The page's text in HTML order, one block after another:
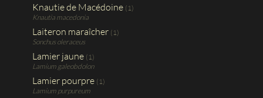
Knautie de Macédoine (1)
Knautia macedonia
Laiteron maraîcher (1)
Sonchus oleraceus
Lamier jaune (1)
Lamium galeobdolon
Lamier pourpre (1)
Lamium purpureum